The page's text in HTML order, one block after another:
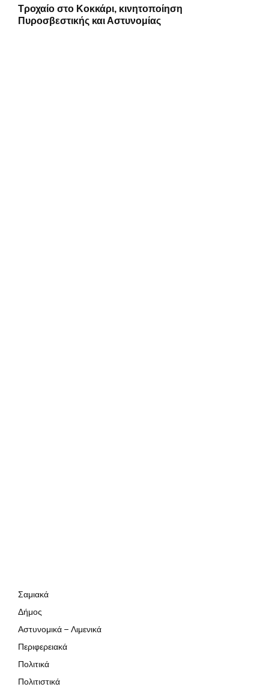
Τροχαίο στο Κοκκάρι, κινητοποίηση
Πυροσβεστικής και Αστυνομίας
Σαμιακά
Δήμος
Αστυνομικά – Λιμενικά
Περιφερειακά
Πολιτικά
Πολιτιστικά